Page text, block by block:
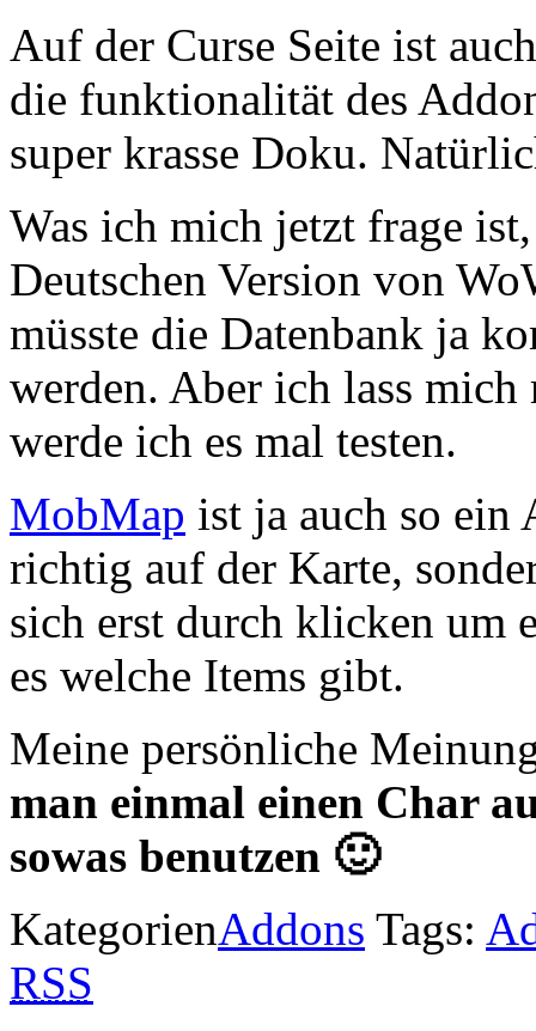
Auf der Curse Seite ist
die funktionalität des
super krasse Doku.
Was ich mich jetzt frage
Deutschen Version von
müsste die Datenbank ja
werden. Aber ich lass mich
werde ich es mal testen.
MobMap ist ja auch so ein
richtig auf der Karte,
sich erst durch klicken um
es welche Items gibt.
Meine persönliche
man einmal einen Char
sowas benutzen 🙂
KategorienAddons Tags:
RSS